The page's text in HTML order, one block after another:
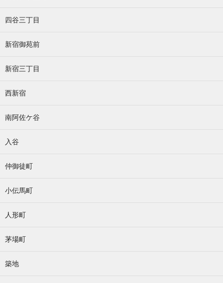
四谷三丁目
新宿御苑前
新宿三丁目
西新宿
南阿佐ケ谷
入谷
仲御徒町
小伝馬町
人形町
茅場町
築地